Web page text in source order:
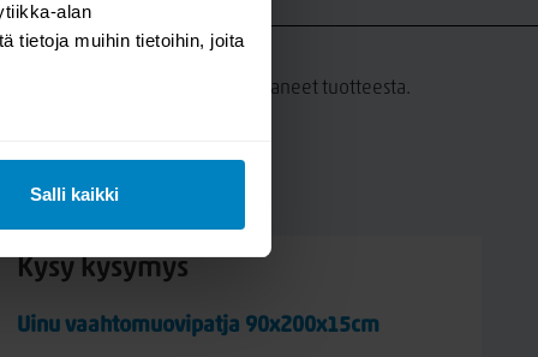
alan
tietoja muihin tietoihin, joita
Salli kaikki
tuotteen ostaneet ovat antaneet tuotteesta.
Kysy kysymys
Uinu vaahtomuovipatja 90x200x15cm